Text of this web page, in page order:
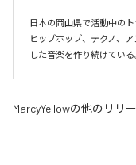
日本の岡山県で活動中のト
ヒップホップ、テクノ、
した音楽を作り続けている
MarcyYellowの他のリリー